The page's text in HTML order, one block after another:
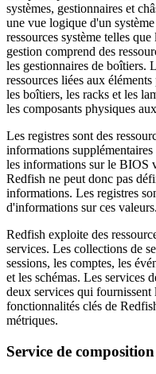
systèmes, gestionnaires et
une vue logique d'un
ressources système telles
gestion comprend des
les gestionnaires de boîtiers.
ressources liées aux
les boîtiers, les racks et les
les composants physiques
Les registres sont des
informations supplémentaires
les informations sur le BIOS
Redfish ne peut donc pas
informations. Les registres
d'informations sur ces valeurs.
Redfish exploite des
services. Les collections de
sessions, les comptes, les
et les schémas. Les services
deux services qui fournissent
fonctionnalités clés de
métriques.
Service de composition